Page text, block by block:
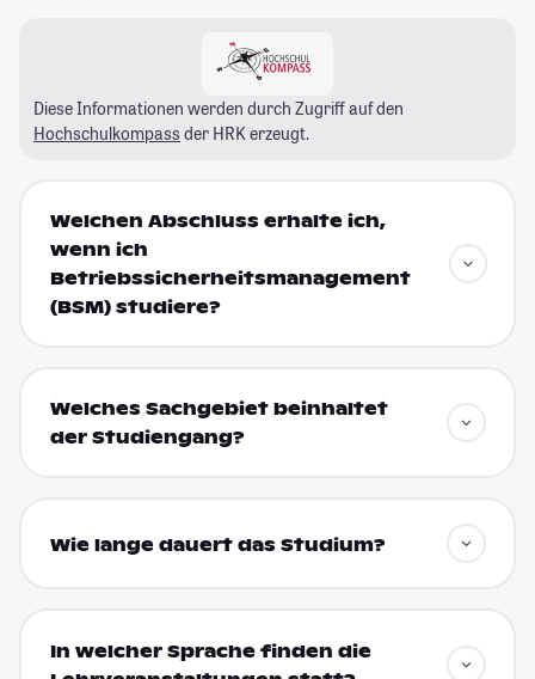
Diese Informationen werden durch Zugriff auf den
Hochschulkompass der HRK erzeugt.
Welchen Abschluss erhalte ich,
wenn ich
Betriebssicherheitsmanagement
(BSM) studiere?
Welches Sachgebiet beinhaltet
der Studiengang?
Wie lange dauert das Studium?
In welcher Sprache finden die